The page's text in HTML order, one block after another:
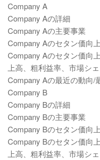
Company A
Company Aの詳細
Company Aの主要事業
Company Aのセタン価向
Company Aのセタン価向
上高、粗利益率、市場シ
Company Aの最近の動向/
Company B
Company Bの詳細
Company Bの主要事業
Company Bのセタン価向
Company Bのセタン価向
上高、粗利益率、市場シ